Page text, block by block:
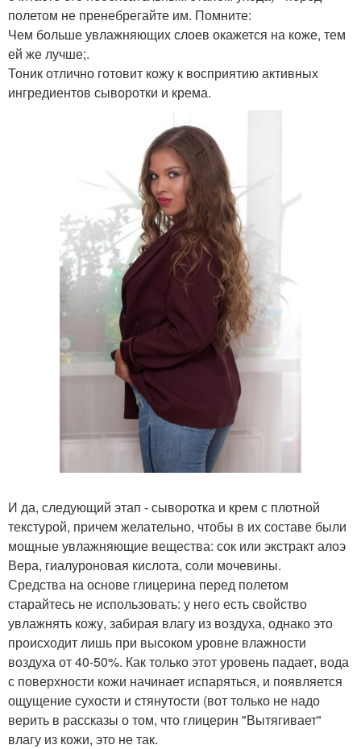
полетом не пренебрегайте им. Помните:
Чем больше увлажняющих слоев окажется на коже, тем
ей же лучше;.
Тоник отлично готовит кожу к восприятию активных
ингредиентов сыворотки и крема.
И да, следующий этап - сыворотка и крем с плотной
текстурой, причем желательно, чтобы в их составе были
мощные увлажняющие вещества: сок или экстракт алоэ
Вера, гиалуроновая кислота, соли мочевины.
Средства на основе глицерина перед полетом
старайтесь не использовать: у него есть свойство
увлажнять кожу, забирая влагу из воздуха, однако это
происходит лишь при высоком уровне влажности
воздуха от 40-50%. Как только этот уровень падает, вода
с поверхности кожи начинает испаряться, и появляется
ощущение сухости и стянутости (вот только не надо
верить в рассказы о том, что глицерин "Вытягивает"
влагу из кожи, это не так.